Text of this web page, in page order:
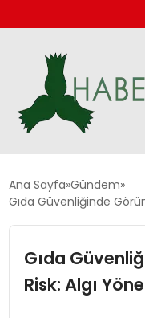
GÜNDEM
DÜNYA
EKONOMI
Ana Sayfa Gündem
Gıda Güvenliğinde
Gıda
Risk: Algı